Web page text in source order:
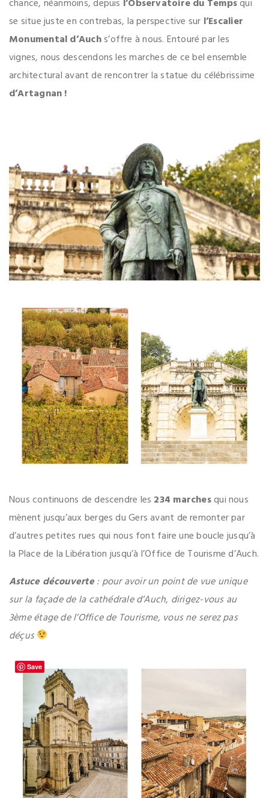
chance, néanmoins, depuis l’Observatoire du Tempsqui
se situe juste en contrebas, la perspective sur l’Escalier
Monumental d’Auchs’offre à nous. Entouré par les
vignes, nous descendons les marches de ce bel ensemble
architectural avant de rencontrer la statue du célébrissime
d’Artagnan !
Nous continuons de descendre les 234 marchesqui nous
mènent jusqu’aux berges du Gers avant de remonter par
d’autres petites rues qui nous font faire une boucle jusqu’à
la Place de la Libération jusqu’à l’Office de Tourisme d’Auch.
Astuce découverte: pour avoir un point de vue unique
sur la façade de la cathédrale d’Auch, dirigez-vous au
3ème étage de l’Office de Tourisme, vous ne serez pas
déçus
Save